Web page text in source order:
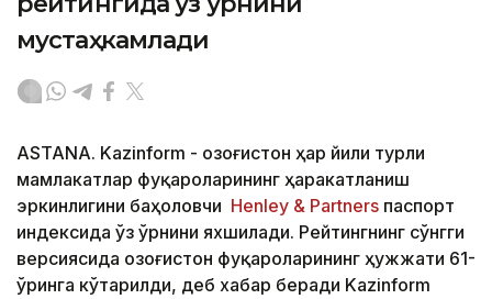
мустаҳкамлади
ASTANA. Kazinform - Қозоғистон ҳар йили турли
мамлакатлар фуқароларининг ҳаракатланиш
эркинлигини баҳоловчи Henley & Partners паспорт
индексида ўз ўрнини яхшилади. Рейтингнинг сўнгги
версиясида Қозоғистон фуқароларининг ҳужжати 61-
ўринга кўтарилди, деб хабар беради Kazinform